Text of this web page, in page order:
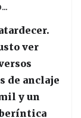
ver
de anclaje
y un